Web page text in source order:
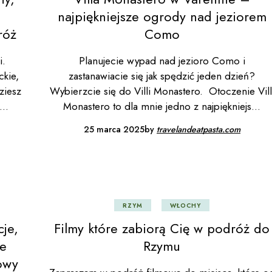
najpiękniejsze ogrody nad jeziorem
Como
Planujecie wypad nad jezioro Como i
zastanawiacie się jak spędzić jeden dzień?
Wybierzcie się do Villi Monastero. Otoczenie
Monastero to dla mnie jedno z najpiękniejs
25 marca 2025by travelandeatpasta.com
RZYM WŁOCHY
Filmy które zabiorą Cię w podróż do
Rzymu